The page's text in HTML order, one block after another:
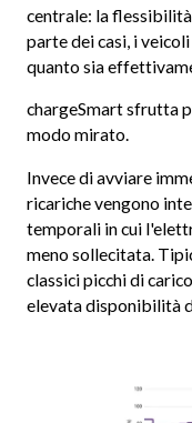
centrale: la
parte dei casi, i
quanto sia
chargeSmart sfrutta
modo mirato.
Invece di avviare
ricariche vengono
temporali in cui
meno sollecitata.
classici picchi di
elevata disponibilità